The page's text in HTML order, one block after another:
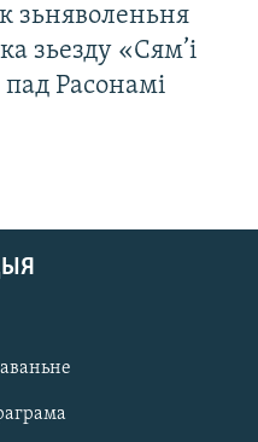
зьняволеньня
зьезду «Сям’і
пад Расонамі